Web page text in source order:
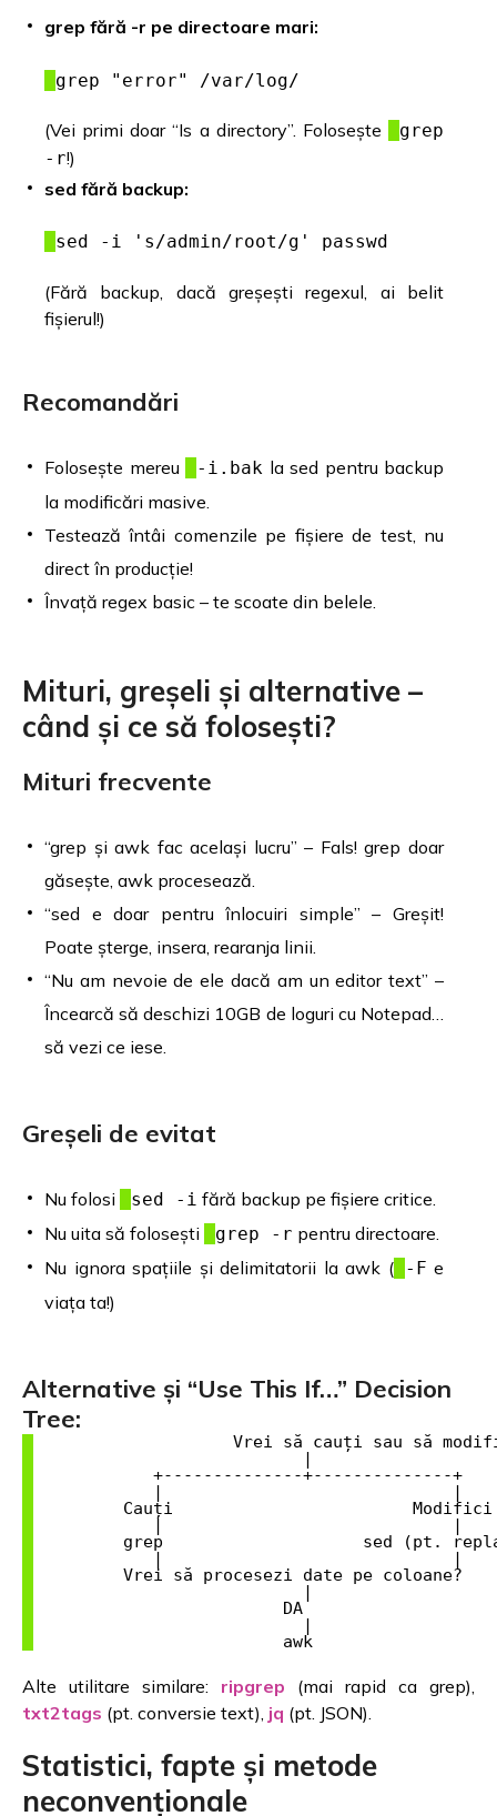
grep fără -r pe directoare mari:
grep "error" /var/log/
(Vei primi doar “Is a directory”. Folosește
grep
-r!)
sed fără backup:
sed -i 's/admin/root/g' passwd
(Fără backup, dacă greșești regexul, ai belit
fișierul!)
Recomandări
Folosește mereu -i.bak la sed pentru backup
la modificări masive.
Testează întâi comenzile pe fișiere de test, nu
direct în producție!
Învață regex basic – te scoate din belele.
Mituri, greșeli și alternative –
când și ce să folosești?
Mituri frecvente
“grep și awk fac același lucru” – Fals! grep doar
găsește, awk procesează.
“sed e doar pentru înlocuiri simple” – Greșit!
Poate șterge, insera, rearanja linii.
“Nu am nevoie de ele dacă am un editor text” –
Încearcă să deschizi 10GB de loguri cu Notepad…
să vezi ce iese.
Greșeli de evitat
Nu folosi sed -i fără backup pe fișiere critice.
Nu uita să folosești
grep -r pentru directoare.
Nu ignora spațiile și delimitatorii la awk (
-F e
viața ta!)
Alternative și “Use This If…” Decision
Tree:
Vrei să cauți sau să
                           |
            +--------------+--------------+
            |                             |
         Cauți                        Modifici
            |                             |
grep                    sed (pt.
            |                             |
         Vrei să procesezi date pe coloane?
                           |
                         DA
                           |
Alte utilitare similare: ripgrep (mai rapid ca grep),
txt2tags (pt. conversie text), jq (pt. JSON).
Statistici, fapte și metode
neconvenționale